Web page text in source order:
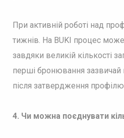
При активній роботі над
тижнів. На BUKI процес
завдяки великій кількості
перші бронювання зазвичай
після затвердження профілю.
4. Чи можна поєднувати